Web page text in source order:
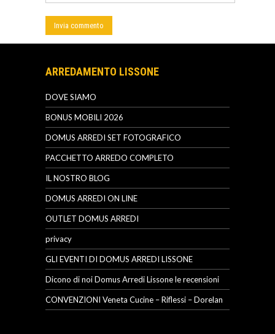
ARREDAMENTO LISSONE
DOVE SIAMO
BONUS MOBILI 2026
DOMUS ARREDI SET FOTOGRAFICO
PACCHETTO ARREDO COMPLETO
IL NOSTRO BLOG
DOMUS ARREDI ON LINE
OUTLET DOMUS ARREDI
privacy
GLI EVENTI DI DOMUS ARREDI LISSONE
Dicono di noi Domus Arredi Lissone le recensioni
CONVENZIONI Veneta Cucine – Riflessi – Dorelan